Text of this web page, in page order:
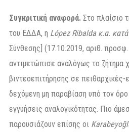
Συγκριτική αναφορά. Στο πλαίσιο
του ΕΔΔΑ, η López Ribalda κ.α. κατά
Σύνθεσης] (17.10.2019, αριθ.
αντιμετώπισε αναλόγως το ζήτημα
βιντεοεπιτήρησης σε πειθαρχικές-
δεχόμενη μη παραβίαση υπό τον όρο
εγγυήσεις αναλογικότητας. Πιο
παρουσιάζουν επίσης οι